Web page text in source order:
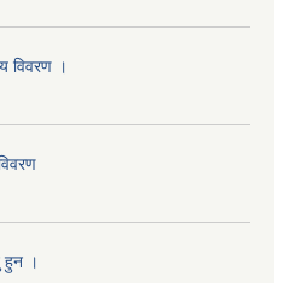
विवरण ।
हुन ।